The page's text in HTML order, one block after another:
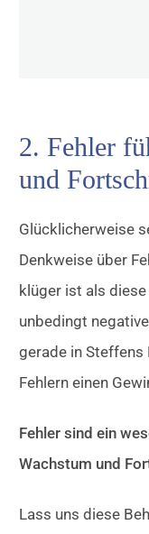
2. Fehler
und
Glücklicherweise
Denkweise über
klüger ist als
unbedingt
gerade in Steffens
Fehlern einen
Fehler sind ein
Wachstum und
Lass uns diese